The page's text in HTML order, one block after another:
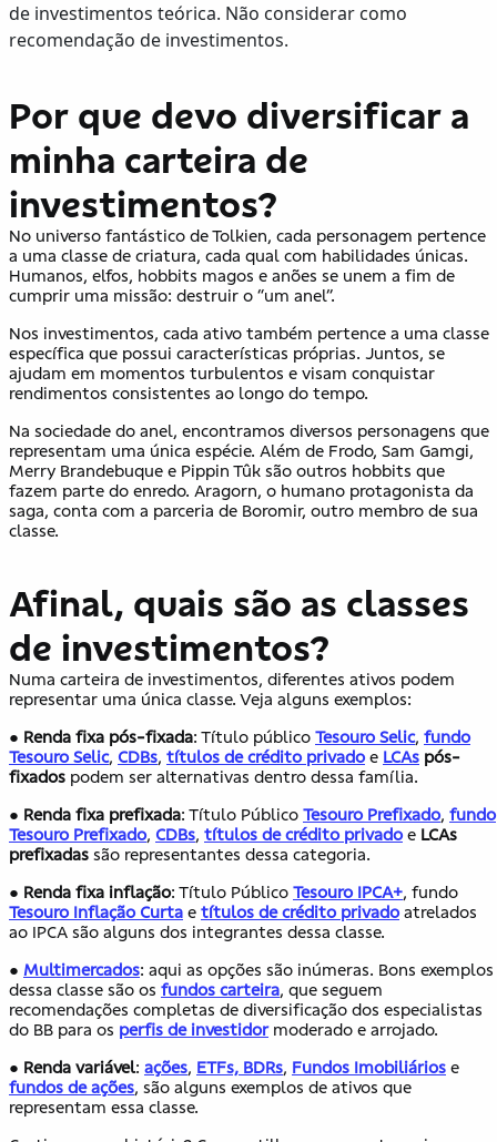
de investimentos teórica. Não considerar como
recomendação de investimentos.
Por que devo diversificar a
minha carteira de
investimentos?
No universo fantástico de Tolkien, cada personagem pertence
a uma classe de criatura, cada qual com habilidades únicas.
Humanos, elfos, hobbits magos e anões se unem a fim de
cumprir uma missão: destruir o “um anel”.
Nos investimentos, cada ativo também pertence a uma classe
específica que possui características próprias. Juntos, se
ajudam em momentos turbulentos e visam conquistar
rendimentos consistentes ao longo do tempo.
Na sociedade do anel, encontramos diversos personagens que
representam uma única espécie. Além de Frodo, Sam Gamgi,
Merry Brandebuque e Pippin Tûk são outros hobbits que
fazem parte do enredo. Aragorn, o humano protagonista da
saga, conta com a parceria de Boromir, outro membro de sua
classe.
Afinal, quais são as classes
de investimentos?
Numa carteira de investimentos, diferentes ativos podem
representar uma única classe. Veja alguns exemplos:
● Renda fixa pós-fixada: Título público Tesouro Selic, fundo
Tesouro Selic, CDBs, títulos de crédito privadoe LCAs pós-
fixados podem ser alternativas dentro dessa família.
● Renda fixa prefixada: Título Público Tesouro Prefixado, fundo
Tesouro Prefixado, CDBs, títulos de crédito privadoe LCAs
prefixadas são representantes dessa categoria.
● Renda fixa inflação: Título Público Tesouro IPCA+, fundo
Tesouro Inflação Curta e títulos de crédito privadoatrelados
ao IPCA são alguns dos integrantes dessa classe.
● Multimercados: aqui as opções são inúmeras. Bons exemplos
dessa classe são os fundos carteira, que seguem
recomendações completas de diversificação dos especialistas
do BB para os perfis de investidormoderado e arrojado.
● Renda variável: ações, ETFs, BDRs, Fundos Imobiliários e
fundos de ações, são alguns exemplos de ativos que
representam essa classe.